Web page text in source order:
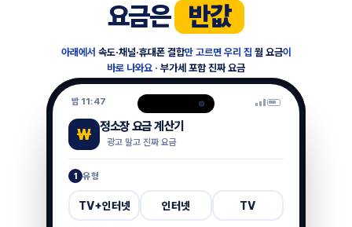
요금은 반값
아래에서 속도·채널·휴대폰 결합만 고르면 우리 집 월 요금이
바로 나와요 · 부가세 포함 진짜 요금
밤 11:47
₩ 정소장 요금 계산기
광고 말고 진짜 요금
1 유형
TV+인터넷 인터넷 TV